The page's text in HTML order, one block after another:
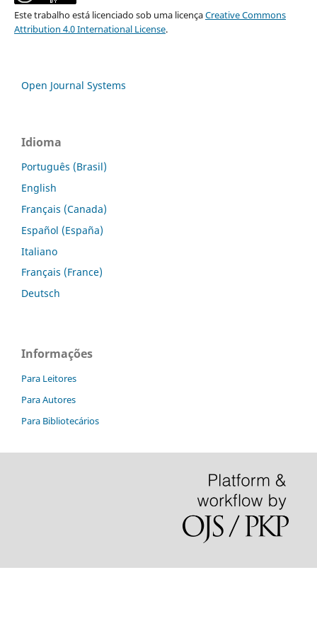
Este trabalho está licenciado sob uma licençaCreative Commons
Attribution 4.0 International License.
Open Journal Systems
Idioma
Português (Brasil)
English
Français (Canada)
Español (España)
Italiano
Français (France)
Deutsch
Informações
Para Leitores
Para Autores
Para Bibliotecários